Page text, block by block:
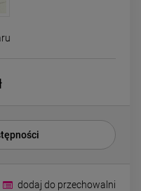
dodaj do przechowalni